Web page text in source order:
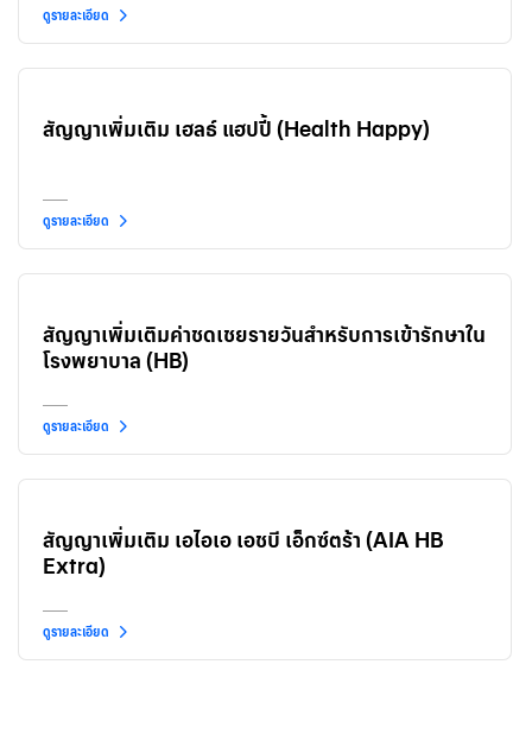
ดูรายละเอียด
สัญญาเพิ่มเติม เฮลธ์ แฮปปี้ (Health Happy)
ดูรายละเอียด
สัญญาเพิ่มเติมค่าชดเชยรายวันสำหรับการเข้ารักษาใน
โรงพยาบาล (HB)
ดูรายละเอียด
สัญญาเพิ่มเติม เอไอเอ เอชบี เอ็กซ์ตร้า (AIA HB
Extra)
ดูรายละเอียด